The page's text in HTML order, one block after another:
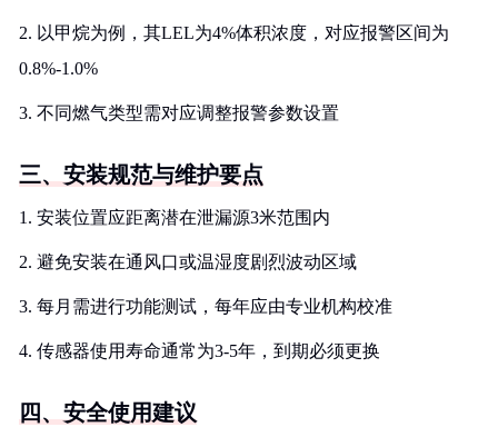
2. 以甲烷为例，其LEL为4%体积浓度，对应报警区间为
0.8%-1.0%
3. 不同燃气类型需对应调整报警参数设置
三、安装规范与维护要点
1. 安装位置应距离潜在泄漏源3米范围内
2. 避免安装在通风口或温湿度剧烈波动区域
3. 每月需进行功能测试，每年应由专业机构校准
4. 传感器使用寿命通常为3-5年，到期必须更换
四、安全使用建议